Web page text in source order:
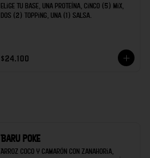
Elige tu base, una proteína, cinco (5) mix,
dos (2) topping, una (1) salsa.
$24.100
Baru poke
Arroz coco y camarón con zanahoria,